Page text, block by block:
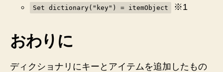
Set dictionary("key") = itemObject ※1
おわりに
ディクショナリにキーとアイテムを追加したもの